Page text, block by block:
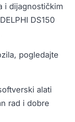
i dijagnostičkim
DS150
pogledajte
alati
rad i dobre